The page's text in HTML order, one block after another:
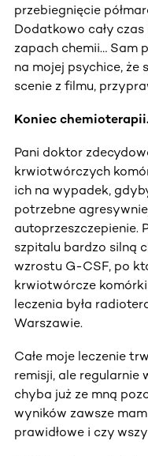
przebiegnięcie
Dodatkowo cały czas
zapach chemii… Sam
na mojej psychice, że
scenie z filmu,
Koniec
Pani doktor
krwiotwórczych
ich na wypadek,
potrzebne
autoprzeszczepienie.
szpitalu bardzo silną
wzrostu G-CSF, po
krwiotwórcze
leczenia była
Warszawie.
Całe moje leczenie
remisji, ale regularnie
chyba już ze mną
wyników zawsze
prawidłowe i czy